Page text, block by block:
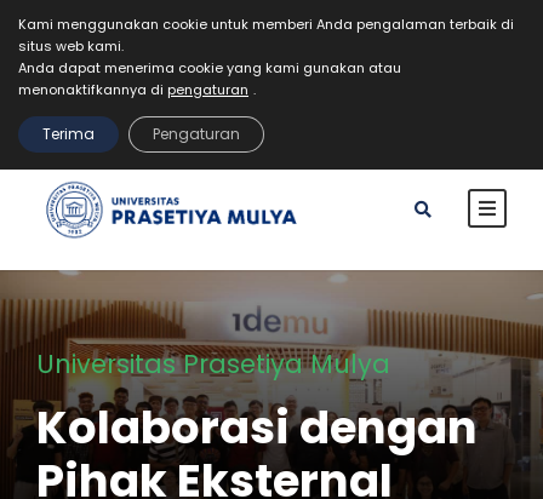
Mahasiswa Staff Alumni
VR Kampus Tur
MyPrasmul
REGISTRASI
Universitas Prasetiya Mulya
Kolaborasi dengan
Pihak Eksternal
Kami menggunakan cookie untuk memberi Anda pengalaman terbaik di
situs web kami.
Anda dapat menerima cookie yang kami gunakan atau
menonaktifkannya di pengaturan .
Terima Pengaturan